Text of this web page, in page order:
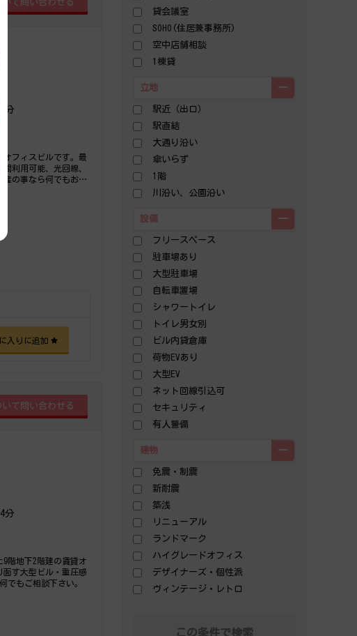
分
オフィスビルです。最
利用可能、光回線、
の事なら何でもお気
入りに追加
分
階地下2階建の賃貸オ
す大型ビル・重圧感
でもご相談下さい。
貸会議室
SOHO(住居兼事務所)
空中店舗相談
1棟貸
立地
駅近（出口）
駅直結
大通り沿い
傘いらず
1階
川沿い、公園沿い
設備
フリースペース
駐車場あり
大型駐車場
自転車置場
シャワートイレ
トイレ男女別
ビル内貸倉庫
荷物EVあり
大型EV
ネット回線引込可
セキュリティ
有人警備
建物
免震・制震
新耐震
築浅
リニューアル
ランドマーク
ハイグレードオフィス
デザイナーズ・個性派
ヴィンテージ・レトロ